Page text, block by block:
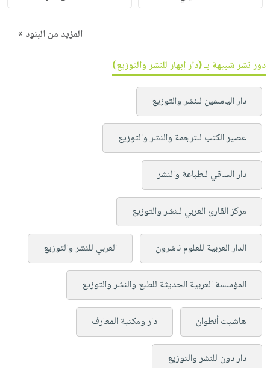
المزيد من البنود »
دور نشر شبيهة بـ (دار إبهار للنشر والتوزيع)
دار الياسمين للنشر والتوزيع
عصير الكتب للترجمة والنشر والتوزيع
دار الساقي للطباعة والنشر
مركز القارئ العربي للنشر والتوزيع
الدار العربية للعلوم ناشرون العربي للنشر والتوزيع
المؤسسة العربية الحديثة للطبع والنشر والتوزيع
هاشيت أنطوان دار ومكتبة المعارف
دار دون للنشر والتوزيع